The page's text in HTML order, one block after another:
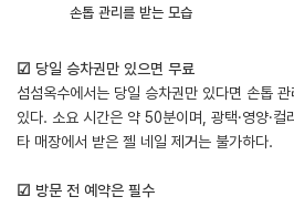
손톱 관리를 받는 모습
☑ 당일 승차권만 있으면 무료
섬섬옥수에서는 당일 승차권만 있다면 손톱
있다. 소요 시간은 약 50분이며, 광택·영양·컬
타 매장에서 받은 젤 네일 제거는 불가하다.
☑ 방문 전 예약은 필수